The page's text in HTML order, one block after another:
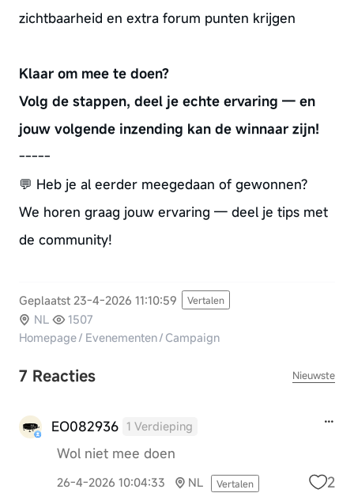
zichtbaarheid en extra forum punten krijgen
Klaar om mee te doen?
Volg de stappen, deel je echte ervaring — en
jouw volgende inzending kan de winnaar zijn!
-----
💬 Heb je al eerder meegedaan of gewonnen?
We horen graag jouw ervaring — deel je tips met
de community!
Geplaatst 23-4-2026 11:10:59 Vertalen
NL
1507
Homepage/ Evenementen/ Campaign
7 Reacties Nieuwste
EO082936 1 Verdieping
Wol niet mee doen
26-4-2026 10:04:33 NL Vertalen 2